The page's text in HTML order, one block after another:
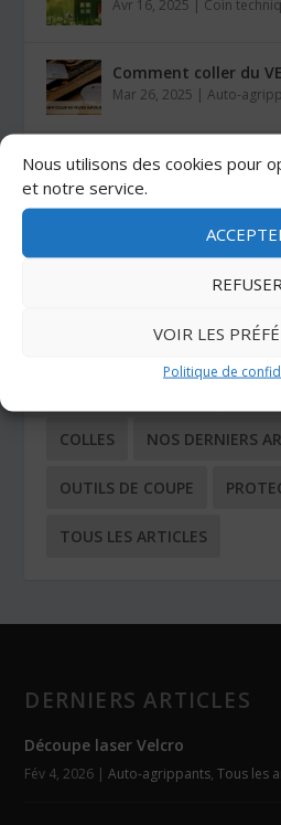
Nous utilisons des cookies pour
et notre service.
REFUSER
VOIR LES
Politique de
Avr 16, 2025 Coin
Comment coller du
Mar 26, 2025 |Auto-
Les colles Stratogrip
Jan 27, 2025
AUTO-
COLLES NOS DERNIERS
OUTILS DE COUPE
TOUS LES ARTICLES
DERNIERS ARTICLES
Découpe laser Velcro
Fév 4, 2026 |Auto-agrippants,Tous les